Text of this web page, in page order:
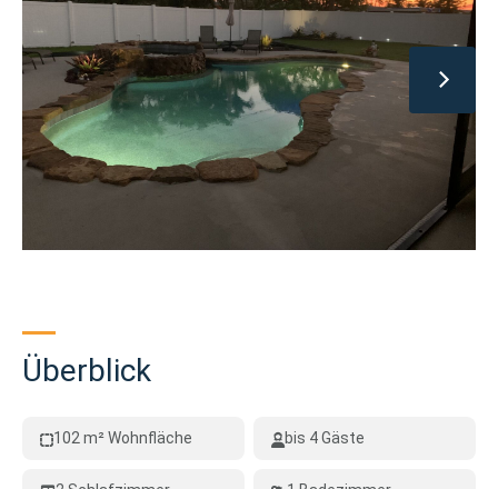
Überblick
102 m² Wohnfläche bis 4 Gäste